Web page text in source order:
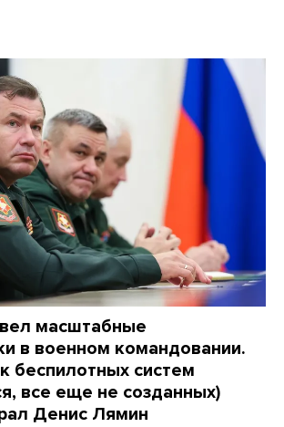
масштабные
в военном командовании.
беспилотных систем
все еще не созданных)
Денис Лямин